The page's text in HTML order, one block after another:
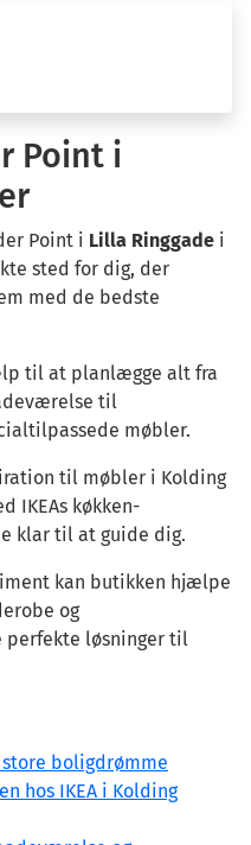
Point i
Point i Lilla Ringgade i
sted for dig, der
med de bedste
til at planlægge alt fra
til
møbler.
til møbler i Kolding
IKEAs køkken-
klar til at guide dig.
kan butikken hjælpe
og
løsninger til
boligdrømme
hos IKEA i Kolding